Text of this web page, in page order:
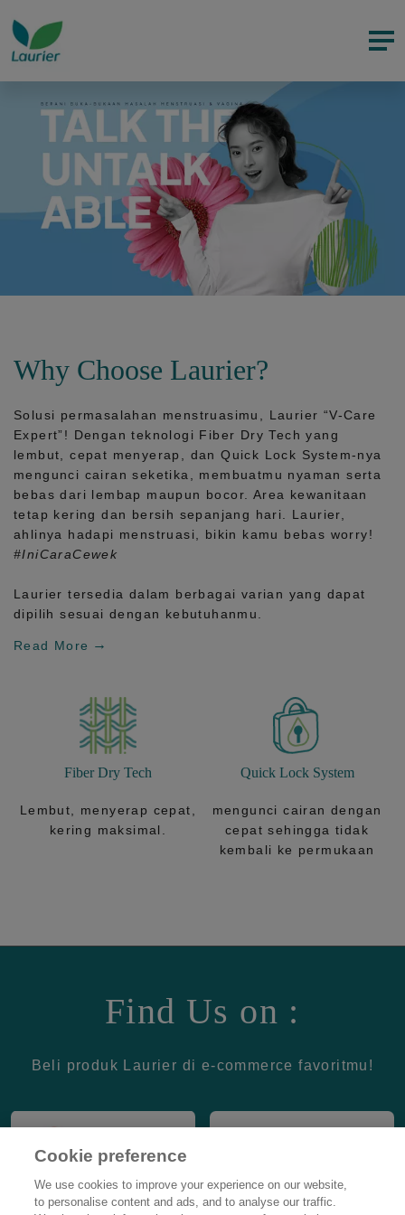
Why Choose Laurier?
Solusi permasalahan menstruasimu, Laurier “V-Care
Expert”! Dengan teknologi Fiber Dry Tech yang
lembut, cepat menyerap, danQuick Lock System-nya
mengunci cairan seketika, membuatmu nyaman serta
bebas dari lembap maupun bocor. Area kewanitaan
tetap kering dan bersih sepanjang hari.
Laurier,
ahlinya hadapi menstruasi, bikin kamu bebas worry!
#IniCaraCewek
Laurier tersedia dalam berbagai varian yang dapat
dipilih sesuai dengan kebutuhanmu.
Read More
Fiber Dry Tech
Lembut, menyerap cepat,
kering maksimal.
Quick Lock System
mengunci cairan dengan
cepat sehingga tidak
kembali ke permukaan
Find Us on :
Beli produk Laurier di e-commerce favoritmu!
Cookie preference
We use cookies to improve your experience on our website,
to personalise content and ads, and to analyse our traffic.